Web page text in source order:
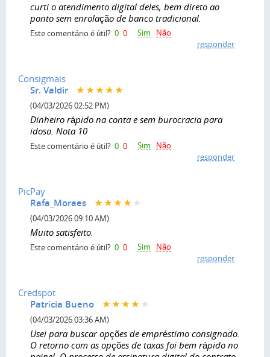
curti o atendimento digital deles, bem direto ao
ponto sem enrolação de banco tradicional.
Este comentário é útil? 0 0 Sim
Não
responder
Consigmais
Sr. Valdir
(04/03/2026 02:52 PM)
Dinheiro rápido na conta e sem burocracia para
idoso. Nota 10
Este comentário é útil? 0 0 Sim
Não
responder
PicPay
Rafa_Moraes
(04/03/2026 09:10 AM)
Muito satisfeito.
Este comentário é útil? 0 0 Sim
Não
responder
Credspot
Patrícia Bueno
(04/03/2026 03:36 AM)
Usei para buscar opções de empréstimo consignado.
O retorno com as opções de taxas foi bem rápido no